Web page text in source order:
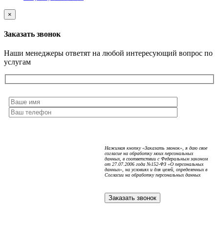
×
Заказать звонок
Наши менеджеры ответят на любой интересующий вопрос по
услугам
Нажимая кнопку «Заказать звонок», я даю свое
согласие на обработку моих персональных
данных, в соответствии с Федеральным законом
от 27.07.2006 года №152-ФЗ «О персональных
данных», на условиях и для целей, определенных в
Согласии на обработку персональных данных